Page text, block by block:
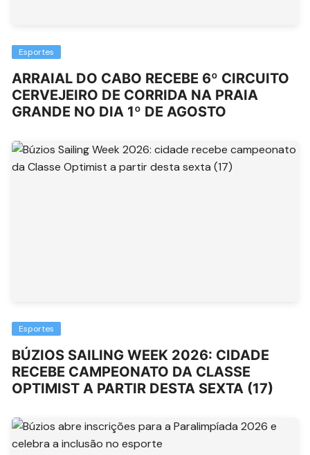
Esportes
ARRAIAL DO CABO RECEBE 6º CIRCUITO
CERVEJEIRO DE CORRIDA NA PRAIA
GRANDE NO DIA 1º DE AGOSTO
Esportes
BÚZIOS SAILING WEEK 2026: CIDADE
RECEBE CAMPEONATO DA CLASSE
OPTIMIST A PARTIR DESTA SEXTA (17)